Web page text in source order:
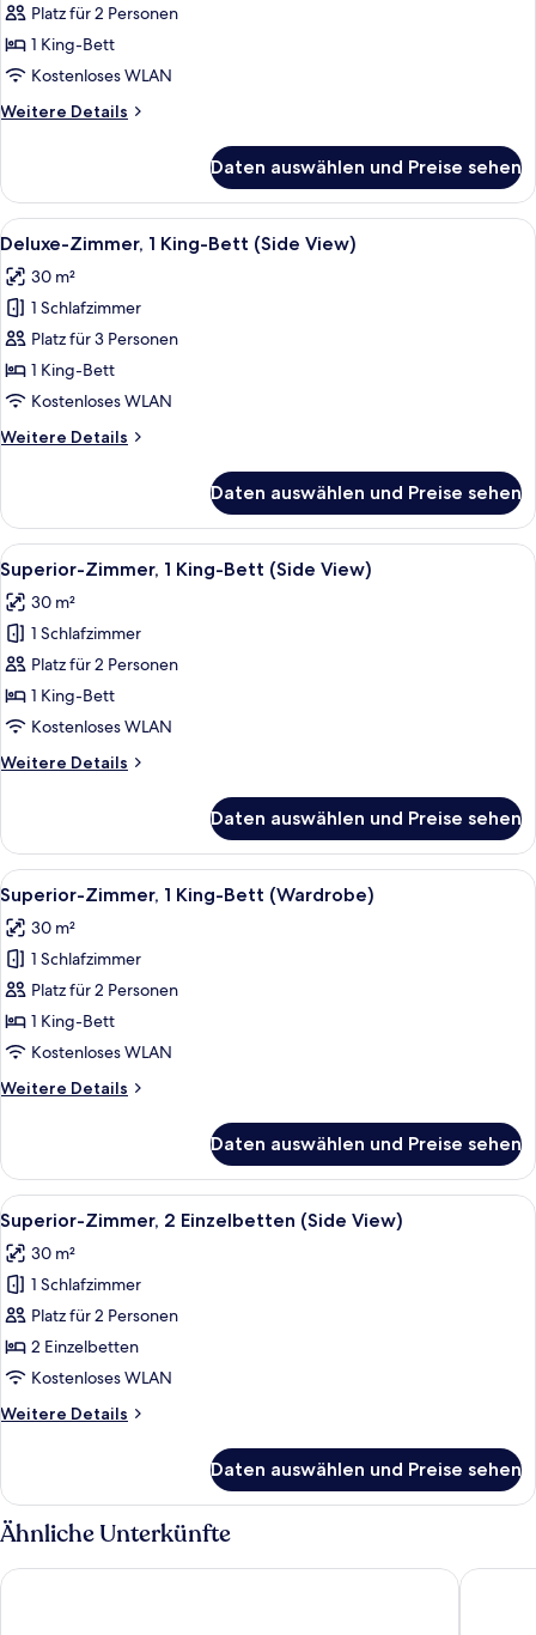
Platz für 2 Personen
1 King-Bett
Kostenloses WLAN
Weitere Details
Weitere
Room
with
Side
View
and
Daten auswählen und Preise sehen
Alle
Fotos
für
Deluxe-
Zimmer,
1 King-
Bett
View)
Ein modernes Hotelzimmer mit
1
Deluxe-Zimmer, 1 King-Bett (Side View)
30 m²
1 Schlafzimmer
Platz für 3 Personen
1 King-Bett
Kostenloses WLAN
Weitere Details
Weitere
Zimmer,
1 King-
Bett
(Side
View)
Daten auswählen und Preise sehen
Alle
Fotos
für
Superior-
Zimmer,
1 King-
Bett
View)
Ein Hotelzimmer mit einem großen
6
Superior-Zimmer, 1 King-Bett (Side View)
30 m²
1 Schlafzimmer
Platz für 2 Personen
1 King-Bett
Kostenloses WLAN
Weitere Details
Weitere
Zimmer,
1 King-
Bett
(Side
View)
Daten auswählen und Preise sehen
Alle
Fotos
für
Superior-
Zimmer,
1 King-
Bett
anzeigen
Ein Hotelzimmer mit Bett, Sessel,
7
Superior-Zimmer, 1 King-Bett (Wardrobe)
30 m²
1 Schlafzimmer
Platz für 2 Personen
1 King-Bett
Kostenloses WLAN
Weitere Details
Weitere
Zimmer,
1 King-
Bett
(Wardrobe)
Daten auswählen und Preise sehen
Alle
Fotos
für
Superior-
Zimmer,
2 Einzelbetten
(Side
anzeigen
Ein Hotelzimmer mit Kopfteil, zwei
5
Superior-Zimmer, 2 Einzelbetten (Side View)
30 m²
1 Schlafzimmer
Platz für 2 Personen
2 Einzelbetten
Kostenloses WLAN
Weitere Details
Weitere
Zimmer,
2 Einzelbetten
(Side
Daten auswählen und Preise sehen
Ähnliche Unterkünfte
Radisson Blu Resort, Swinoujscie Hotel